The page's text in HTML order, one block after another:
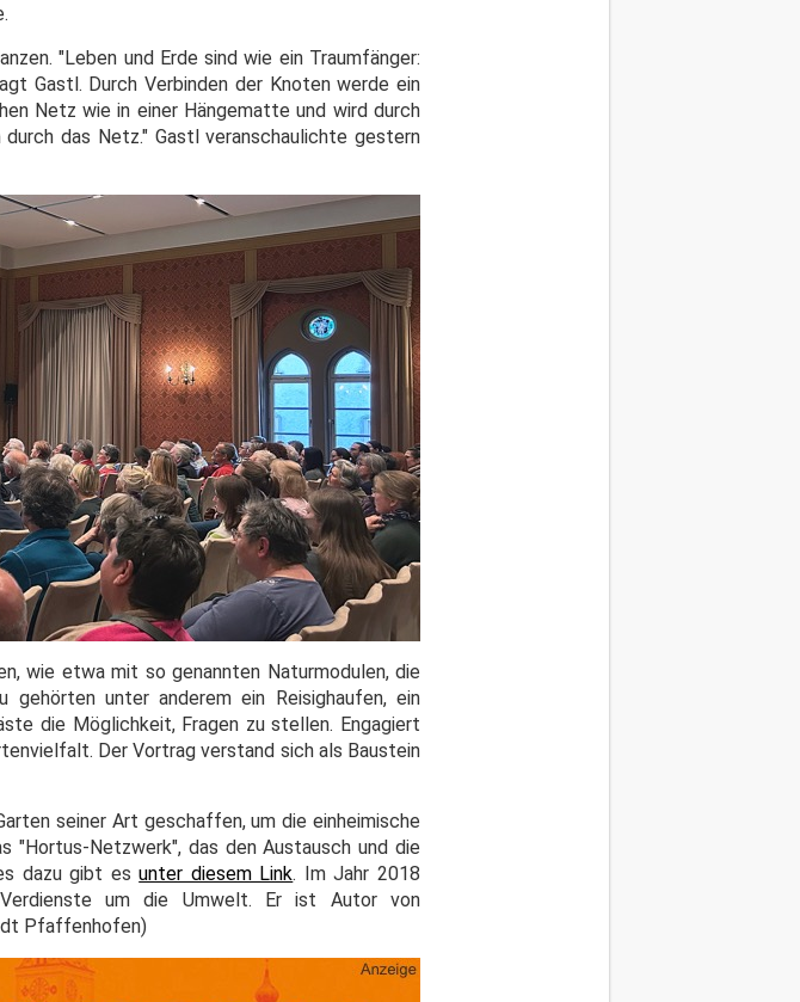
"Leben und Erde sind wie ein Traumfänger:
Gastl. Durch Verbinden der Knoten werde ein
Netz wie in einer Hängematte und wird durch
das Netz." Gastl veranschaulichte gestern
wie etwa mit so genannten Naturmodulen, die
unter anderem ein Reisighaufen, ein
die Möglichkeit, Fragen zu stellen. Engagiert
Der Vortrag verstand sich als Baustein
seiner Art geschaffen, um die einheimische
"Hortus-Netzwerk", das den Austausch und die
dazu gibt esunter diesem Link. Im Jahr 2018
um die Umwelt. Er ist Autor von
Pfaffenhofen)